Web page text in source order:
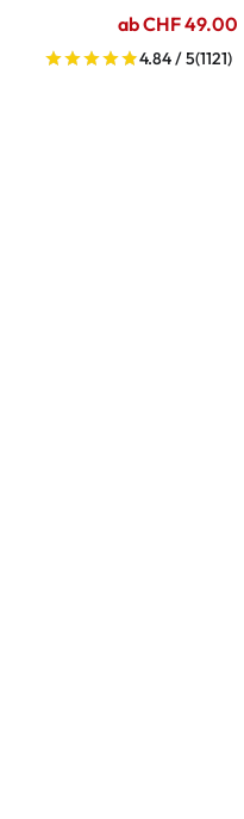
ab CHF 49.00
4.84 / 5(1121)